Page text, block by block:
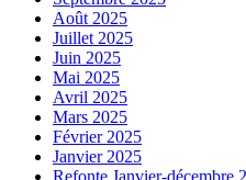
Août 2025
Juillet 2025
Juin 2025
Mai 2025
Avril 2025
Mars 2025
Février 2025
Janvier 2025
Refonte Janvier-décembre